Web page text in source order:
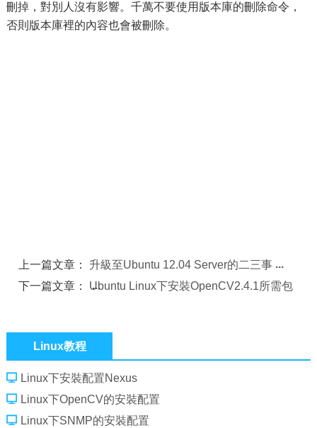
刪掉，對別人沒有影響。千萬不要使用版本庫的刪除命令，
否則版本庫裡的內容也會被刪除。
上一篇文章： 升級至Ubuntu 12.04 Server的二三事
下一篇文章： Ubuntu Linux下安裝OpenCV2.4.1所需包
Linux教程
Linux下安裝配置Nexus
Linux下OpenCV的安裝配置
Linux下SNMP的安裝配置